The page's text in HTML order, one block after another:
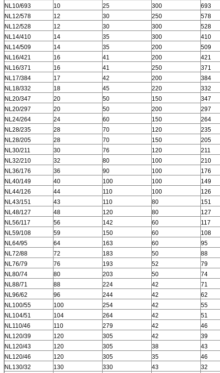
NL10/693
10 25 300
693
NL12/578
12 30 250
578
NL12/528
12 30 300
528
NL14/410
14 35 300
410
NL14/509
14 35 200
509
NL16/421
16 41 200
421
NL16/371
16 41 250
371
NL17/384
17 42 200
384
NL18/332
18 45 220
332
NL20/347
20 50 150
347
NL20/297
20 50 200
297
NL24/264
24 60 150
264
NL28/235
28 70 120
235
NL28/205
28 70 150
205
NL30/211
30 76 120
211
NL32/210
32 80 100
210
NL36/176
36 90 100
176
NL40/149
40 100 100
149
NL44/126
44 110 100
126
NL43/151
43 110 80
151
NL48/127
48 120 80
127
NL56/117
56 142 60
117
NL59/108
59 150 60
108
NL64/95
64 163 60
95
NL72/88
72 183 50
88
NL76/79
76 193 52
79
NL80/74
80 203 50
74
NL88/71
88 224 42
71
NL96/62
96 244 42
62
NL100/55
100 254 42
55
NL104/51
104 264 42
51
NL110/46
110 279 42
46
NL120/39
120 305 42
39
NL120/43
120 305 38
43
NL120/46
120 305 35
46
NL130/32
130 330 43
32